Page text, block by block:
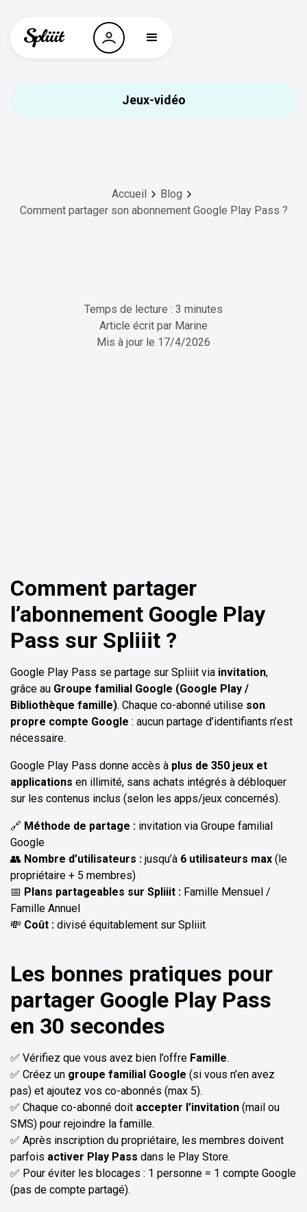
Jeux-vidéo
Accueil
Blog
Comment partager son abonnement Google Play Pass ?
Temps de lecture : 3 minutes
Article écrit par Marine
Mis à jour le 17/4/2026
Comment partager
l’abonnement Google Play
Pass sur Spliiit ?
Google Play Pass se partage sur Spliiit via invitation,
grâce au Groupe familial Google (Google Play /
Bibliothèque famille). Chaque co-abonné utilise son
propre compte Google : aucun partage d’identifiants n’est
nécessaire.
Google Play Pass donne accès à plus de 350 jeux et
applications en illimité, sans achats intégrés à débloquer
sur les contenus inclus (selon les apps/jeux concernés).
🔗 Méthode de partage : invitation via Groupe familial
Google
👥 Nombre d’utilisateurs : jusqu’à 6 utilisateurs max (le
propriétaire + 5 membres)
📅 Plans partageables sur Spliiit : Famille Mensuel /
Famille Annuel
💸 Coût : divisé équitablement sur Spliiit
Les bonnes pratiques pour
partager Google Play Pass
en 30 secondes
✅ Vérifiez que vous avez bien l’offre Famille.
✅ Créez un groupe familial Google (si vous n’en avez
pas) et ajoutez vos co-abonnés (max 5).
✅ Chaque co-abonné doit accepter l’invitation (mail ou
SMS) pour rejoindre la famille.
✅ Après inscription du propriétaire, les membres doivent
parfois activer Play Pass dans le Play Store.
✅ Pour éviter les blocages : 1 personne = 1 compte Google
(pas de compte partagé).